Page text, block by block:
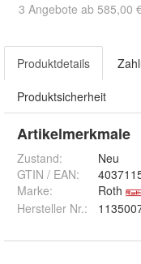
3 Angebote ab 585,00
Produktdetails
Produktsicherheit
Artikelmerkmale
Zustand:
Neu
GTIN / EAN:
Marke:
Roth
Hersteller Nr.: